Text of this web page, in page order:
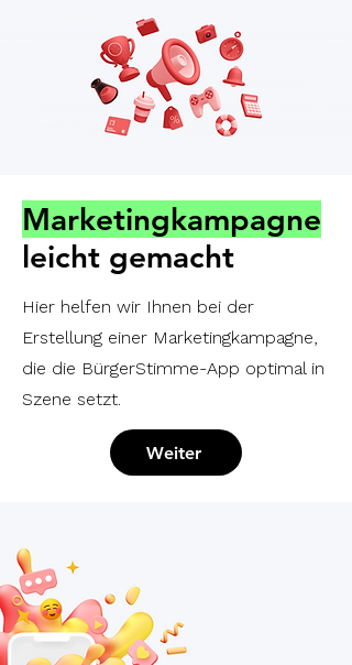
Marketingkampagne
leicht gemacht
Hier helfen wir Ihnen bei der
Erstellung einer Marketingkampagne,
die die BürgerStimme-App optimal in
Szene setzt.
Weiter